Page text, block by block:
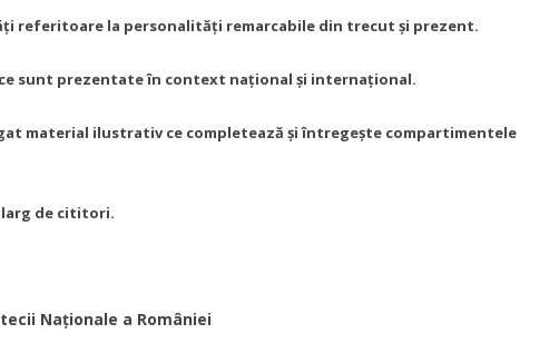
referitoare la personalități remarcabile din trecut și prezent.
sunt prezentate în context național și internațional.
material ilustrativ ce completează și întregește compartimentele
larg de cititori.
Naționale a României